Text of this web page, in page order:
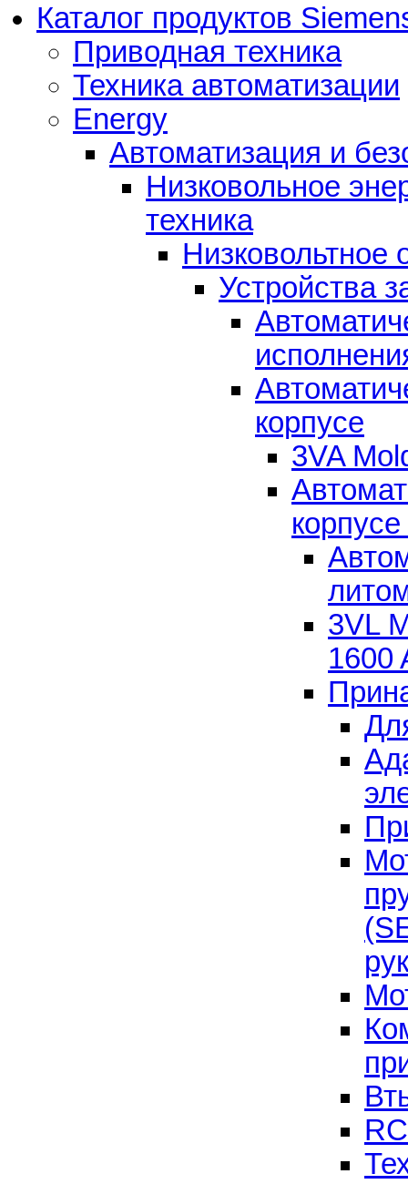
Каталог продуктов
Приводная техника
Техника автоматизации
Energy
Автоматизация и
Низковольное
техника
Низковольтное
Устройства
корпусе
3VA
3VL
1600